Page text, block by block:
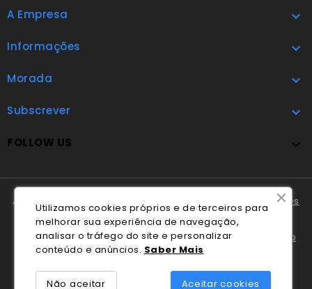
A Empresa 
Informações 
Morada 
Subscrever 
FOLLOW US 
A Cláudio Marques tem disponível o
Livro de Reclamações
Online.
Em caso de litígio o consumidor pode recorrer ao
Centro
Nacional de Informação e Arbitragem de Conflitos de
Consumo de Coimbra.
Utilizamos cookies próprios e de terceiros para
melhorar sua experiência de navegação,
analisar o tráfego do site e personalizar
conteúdo e anúncios. Saber Mais
Aceitar cookies
Não aceitar